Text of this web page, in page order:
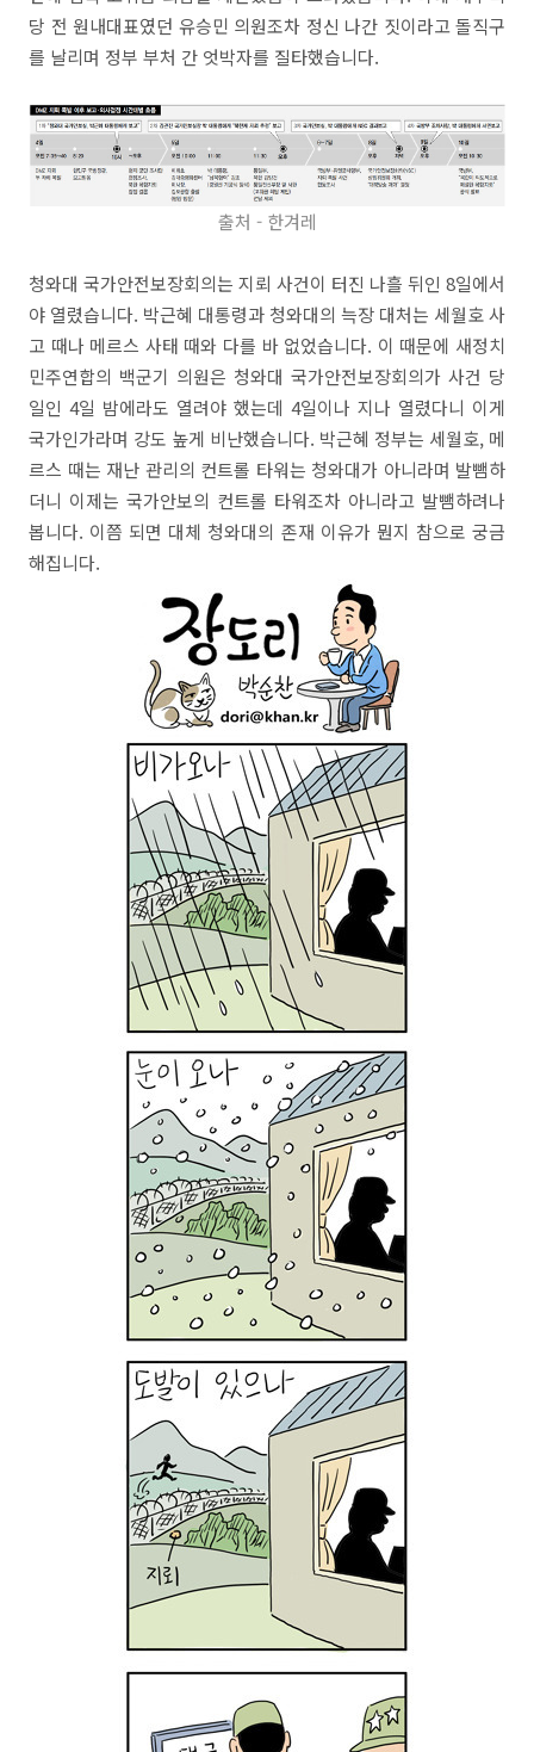
당 전 원내대표였던 유승민 의원조차 정신 나간 짓이라고 돌직구
를 날리며 정부 부처 간 엇박자를 질타했습니다.
출처 - 한겨레
청와대 국가안전보장회의는 지뢰 사건이 터진 나흘 뒤인 8일에서
야 열렸습니다. 박근혜 대통령과 청와대의 늑장 대처는 세월호 사
고 때나 메르스 사태 때와 다를 바 없었습니다. 이 때문에 새정치
민주연합의 백군기 의원은 청와대 국가안전보장회의가 사건 당
일인 4일 밤에라도 열려야 했는데 4일이나 지나 열렸다니 이게
국가인가라며 강도 높게 비난했습니다. 박근혜 정부는 세월호, 메
르스 때는 재난 관리의 컨트롤 타워는 청와대가 아니라며 발뺌하
더니 이제는 국가안보의 컨트롤 타워조차 아니라고 발뺌하려나
봅니다. 이쯤 되면 대체 청와대의 존재 이유가 뭔지 참으로 궁금
해집니다.